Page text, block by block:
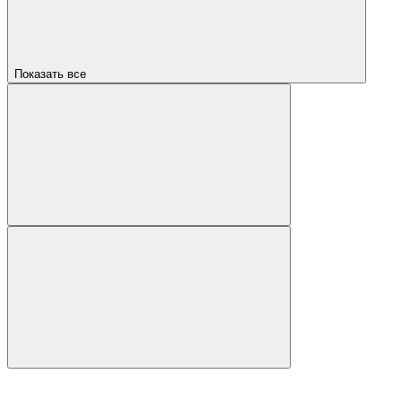
Показать все